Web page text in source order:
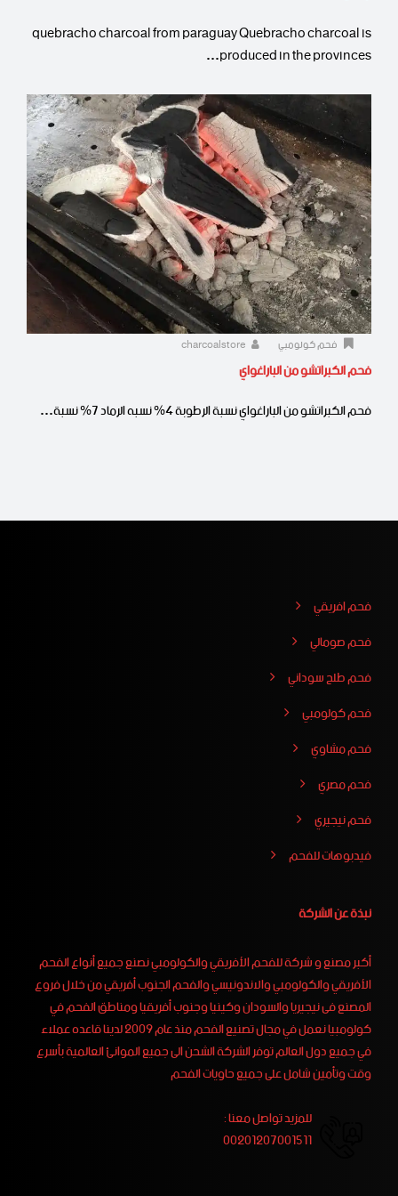
quebracho charcoal from paraguay Quebracho charcoal is
produced in the provinces…
فحم كولومبي
فحم الكبراتشو من الباراغواي
فحم الكبراتشو من الباراغواي نسبة الرطوبة 4% نسبه الرماد 7% نسبة…
فحم افريقي
فحم صومالي
فحم طلح سوداني
فحم كولومبي
فحم مشاوي
فحم مصري
فحم نيجيري
فيدبوهات للفحم
نبذة عن الشركة
أكبر مصنع و شركة للفحم الأفريقي والكولومبي نصنع جميع أنواع الفحم
الأفريقي والكولومبي والاندونيسي والفحم الجنوب أفريقي من خلال فروع
المصنع فى نيجيريا والسودان وكينيا وجنوب أفريقيا ومناطق الفحم في
كولومبيا نعمل في مجال تصنيع الفحم منذ عام 2009 لدينا قاعده عملاء
في جميع دول العالم توفر الشركة الشحن الى جميع الموانئ العالمية بأسرع
وقت وتأمين شامل على جميع حاويات الفحم
للمزيد تواصل معنا :
00201207001511